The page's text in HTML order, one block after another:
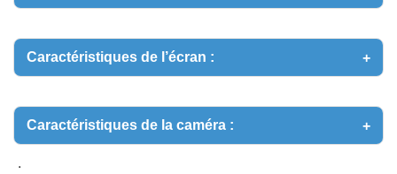
Caractéristiques de l’écran :
Caractéristiques de la caméra :
.